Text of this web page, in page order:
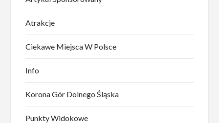
Atrakcje
Ciekawe Miejsca W Polsce
Info
Korona Gór Dolnego Śląska
Punkty Widokowe